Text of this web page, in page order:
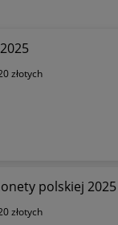
złotych
polskiej 2025
złotych